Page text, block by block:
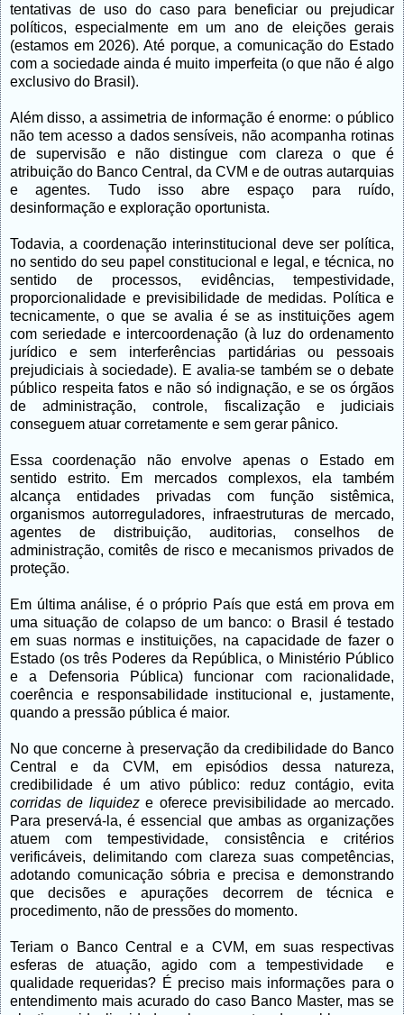
tentativas de uso do caso para beneficiar ou prejudicar
políticos, especialmente em um ano de eleições gerais
(estamos em 2026). Até porque, a comunicação do Estado
com a sociedade ainda é muito imperfeita (o que não é algo
exclusivo do Brasil).
Além disso, a assimetria de informação é enorme: o público
não tem acesso a dados sensíveis, não acompanha rotinas
de supervisão e não distingue com clareza o que é
atribuição do Banco Central, da CVM e de outras autarquias
e agentes. Tudo isso abre espaço para ruído,
desinformação e exploração oportunista.
Todavia, a coordenação interinstitucional deve ser política,
no sentido do seu papel constitucional e legal, e técnica, no
sentido de processos, evidências, tempestividade,
proporcionalidade e previsibilidade de medidas. Política e
tecnicamente, o que se avalia é se as instituições agem
com seriedade e intercoordenação (à luz do ordenamento
jurídico e sem interferências partidárias ou pessoais
prejudiciais à sociedade). E avalia-se também se o debate
público respeita fatos e não só indignação, e se os órgãos
de administração, controle, fiscalização e judiciais
conseguem atuar corretamente e sem gerar pânico.
Essa coordenação não envolve apenas o Estado em
sentido estrito. Em mercados complexos, ela também
alcança entidades privadas com função sistêmica,
organismos autorreguladores, infraestruturas de mercado,
agentes de distribuição, auditorias, conselhos de
administração, comitês de risco e mecanismos privados de
proteção.
Em última análise, é o próprio País que está em prova em
uma situação de colapso de um banco: o Brasil é testado
em suas normas e instituições, na capacidade de fazer o
Estado (os três Poderes da República, o Ministério Público
e a Defensoria Pública) funcionar com racionalidade,
coerência e responsabilidade institucional e, justamente,
quando a pressão pública é maior.
No que concerne à preservação da credibilidade do Banco
Central e da CVM, em episódios dessa natureza,
credibilidade é um ativo público: reduz contágio, evita
corridas de liquideze oferece previsibilidade ao mercado.
Para preservá-la, é essencial que ambas as organizações
atuem com tempestividade, consistência e critérios
verificáveis, delimitando com clareza suas competências,
adotando comunicação sóbria e precisa e demonstrando
que decisões e apurações decorrem de técnica e
procedimento, não de pressões do momento.
Teriam o Banco Central e a CVM, em suas respectivas
esferas de atuação, agido com a tempestividade e
qualidade requeridas? É preciso mais informações para o
entendimento mais acurado do caso Banco Master, mas se